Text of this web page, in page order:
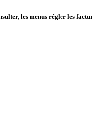
les menus régler les